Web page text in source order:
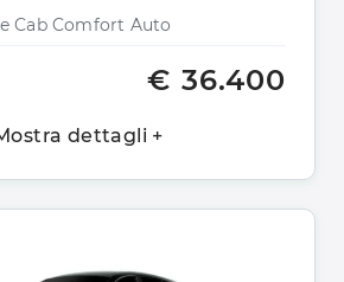
Cab Comfort Auto
€ 36.400
dettagli +